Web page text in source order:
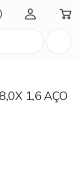
Minha Conta
1,6 AÇO